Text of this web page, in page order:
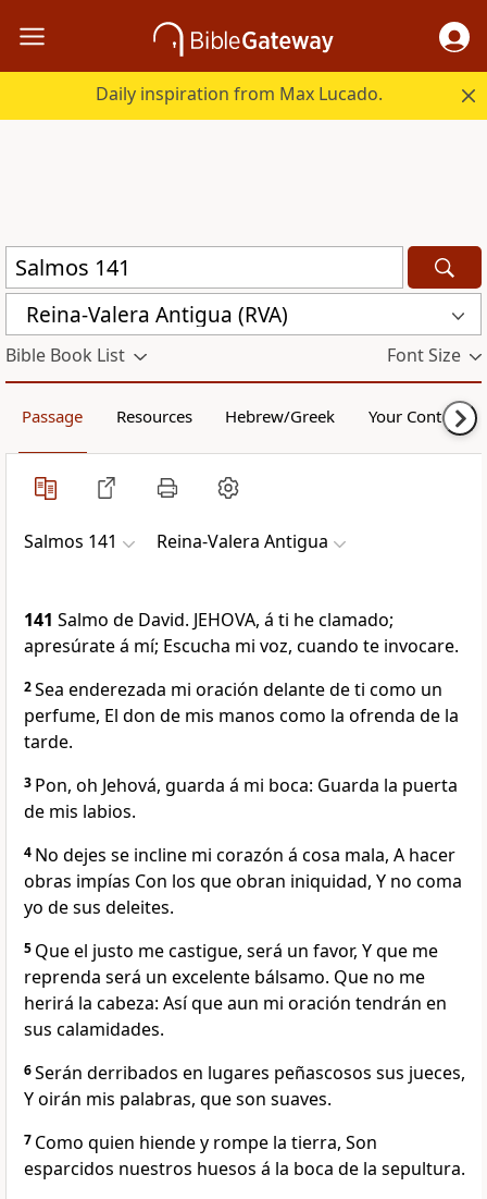
Daily inspiration from Max Lucado.
Reina-Valera Antigua (RVA)
Bible Book List Font Size
Passage Resources Hebrew/Greek Your Content
Salmos 141 Reina-Valera Antigua
141 Salmo de David. JEHOVA, á ti he clamado;
apresúrate á mí; Escucha mi voz, cuando te invocare.
2Sea enderezada mi oración delante de ti como un
perfume, El don de mis manos como la ofrenda de la
tarde.
3 Pon, oh Jehová, guarda á mi boca: Guarda la puerta
de mis labios.
4 No dejes se incline mi corazón á cosa mala, A hacer
obras impías Con los que obran iniquidad, Y no coma
yo de sus deleites.
5 Que el justo me castigue, será un favor, Y que me
reprenda será un excelente bálsamo. Que no me
herirá la cabeza: Así que aun mi oración tendrán en
sus calamidades.
6Serán derribados en lugares peñascosos sus jueces,
Y oirán mis palabras, que son suaves.
7 Como quien hiende y rompe la tierra, Son
esparcidos nuestros huesos á la boca de la sepultura.